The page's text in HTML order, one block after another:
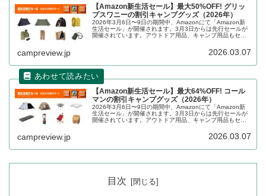
【Amazon新生活セール】最大50%OFF! グリッ
プスワニーの割引キャンプグッズ（2026年）
2026年3月6日〜9日の期間中、Amazonにて「Amazon新
生活セール」が開催されます。3月3日からは先行セールが
開催されています。アウトドア用品、キャンプ用品もセー
campreview.jp 2026.03.07
【Amazon新生活セール】最大64%OFF! コール
マンの割引キャンプグッズ（2026年）
2026年3月6日〜9日の期間中、Amazonにて「Amazon新
生活セール」が開催されます。3月3日からは先行セールが
開催されています。アウトドア用品、キャンプ用品もセー
プグッズもお得に購入できます。詳細をレビューします。
campreview.jp 2026.03.07
目次